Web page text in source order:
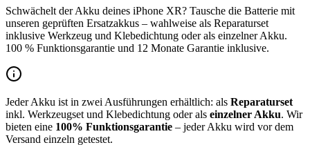
Schwächelt der Akku deines iPhone XR? Tausche die Batterie mit
unseren geprüften Ersatzakkus – wahlweise als Reparaturset
inklusive Werkzeug und Klebedichtung oder als einzelner Akku.
100 % Funktionsgarantie und 12 Monate Garantie inklusive.
Jeder Akku ist in zwei Ausführungen erhältlich: als Reparaturset
inkl. Werkzeugset und Klebedichtung oder als einzelner Akku. Wir
bieten eine 100% Funktionsgarantie – jeder Akku wird vor dem
Versand einzeln getestet.